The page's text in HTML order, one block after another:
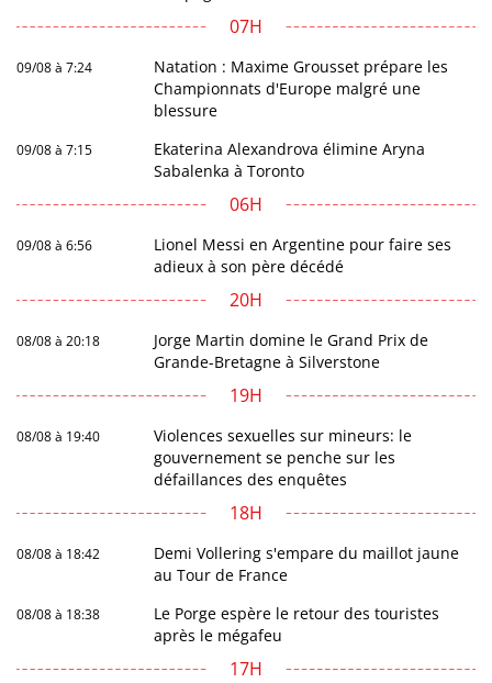
07H
09/08 à 7:24
Natation : Maxime Grousset prépare les
Championnats d'Europe malgré une
blessure
09/08 à 7:15
Ekaterina Alexandrova élimine Aryna
Sabalenka à Toronto
06H
09/08 à 6:56
Lionel Messi en Argentine pour faire ses
adieux à son père décédé
20H
08/08 à 20:18
Jorge Martin domine le Grand Prix de
Grande-Bretagne à Silverstone
19H
08/08 à 19:40
Violences sexuelles sur mineurs: le
gouvernement se penche sur les
défaillances des enquêtes
18H
08/08 à 18:42
Demi Vollering s'empare du maillot jaune
au Tour de France
08/08 à 18:38
Le Porge espère le retour des touristes
après le mégafeu
17H